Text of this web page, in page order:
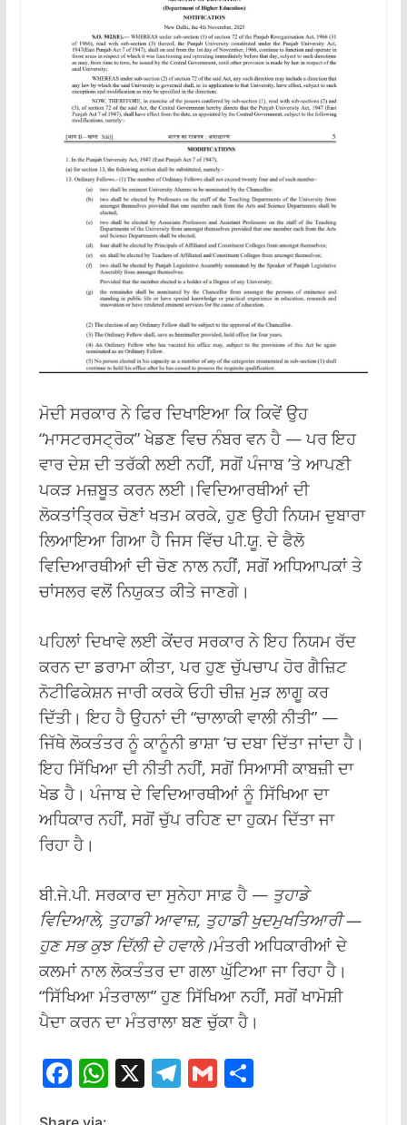
ਮੋਦੀ ਸਰਕਾਰ ਨੇ ਫਿਰ ਦਿਖਾਇਆ ਕਿ ਕਿਵੇਂ ਉਹ
“ਮਾਸਟਰਸਟ੍ਰੋਕ” ਖੇਡਣ ਵਿਚ ਨੰਬਰ ਵਨ ਹੈ — ਪਰ ਇਹ
ਵਾਰ ਦੇਸ਼ ਦੀ ਤਰੱਕੀ ਲਈ ਨਹੀਂ, ਸਗੋਂ ਪੰਜਾਬ ’ਤੇ ਆਪਣੀ
ਪਕੜ ਮਜ਼ਬੂਤ ਕਰਨ ਲਈ।ਵਿਦਿਆਰਥੀਆਂ ਦੀ
ਲੋਕਤਾਂਤ੍ਰਿਕ ਚੋਣਾਂ ਖਤਮ ਕਰਕੇ, ਹੁਣ ਉਹੀ ਨਿਯਮ ਦੁਬਾਰਾ
ਲਿਆਇਆ ਗਿਆ ਹੈ ਜਿਸ ਵਿੱਚ ਪੀ.ਯੂ. ਦੇ ਫੈਲੋ
ਵਿਦਿਆਰਥੀਆਂ ਦੀ ਚੋਣ ਨਾਲ ਨਹੀਂ, ਸਗੋਂ ਅਧਿਆਪਕਾਂ ਤੇ
ਚਾਂਸਲਰ ਵਲੋਂ ਨਿਯੁਕਤ ਕੀਤੇ ਜਾਣਗੇ।
ਪਹਿਲਾਂ ਦਿਖਾਵੇ ਲਈ ਕੇਂਦਰ ਸਰਕਾਰ ਨੇ ਇਹ ਨਿਯਮ ਰੱਦ
ਕਰਨ ਦਾ ਡਰਾਮਾ ਕੀਤਾ, ਪਰ ਹੁਣ ਚੁੱਪਚਾਪ ਹੋਰ ਗੈਜ਼ਿਟ
ਨੋਟੀਫਿਕੇਸ਼ਨ ਜਾਰੀ ਕਰਕੇ ਓਹੀ ਚੀਜ਼ ਮੁੜ ਲਾਗੂ ਕਰ
ਦਿੱਤੀ। ਇਹ ਹੈ ਉਹਨਾਂ ਦੀ “ਚਾਲਾਕੀ ਵਾਲੀ ਨੀਤੀ” —
ਜਿੱਥੇ ਲੋਕਤੰਤਰ ਨੂੰ ਕਾਨੂੰਨੀ ਭਾਸ਼ਾ ’ਚ ਦਬਾ ਦਿੱਤਾ ਜਾਂਦਾ ਹੈ।
ਇਹ ਸਿੱਖਿਆ ਦੀ ਨੀਤੀ ਨਹੀਂ, ਸਗੋਂ ਸਿਆਸੀ ਕਾਬਜ਼ੀ ਦਾ
ਖੇਡ ਹੈ। ਪੰਜਾਬ ਦੇ ਵਿਦਿਆਰਥੀਆਂ ਨੂੰ ਸਿੱਖਿਆ ਦਾ
ਅਧਿਕਾਰ ਨਹੀਂ, ਸਗੋਂ ਚੁੱਪ ਰਹਿਣ ਦਾ ਹੁਕਮ ਦਿੱਤਾ ਜਾ
ਰਿਹਾ ਹੈ।
ਬੀ.ਜੇ.ਪੀ. ਸਰਕਾਰ ਦਾ ਸੁਨੇਹਾ ਸਾਫ਼ ਹੈ — ਤੁਹਾਡੇ
ਵਿਦਿਆਲੇ, ਤੁਹਾਡੀ ਆਵਾਜ਼, ਤੁਹਾਡੀ ਖੁਦਮੁਖਤਿਆਰੀ —
ਹੁਣ ਸਭ ਕੁਝ ਦਿੱਲੀ ਦੇ ਹਵਾਲੇ।ਮੰਤਰੀ ਅਧਿਕਾਰੀਆਂ ਦੇ
ਕਲਮਾਂ ਨਾਲ ਲੋਕਤੰਤਰ ਦਾ ਗਲਾ ਘੁੱਟਿਆ ਜਾ ਰਿਹਾ ਹੈ।
“ਸਿੱਖਿਆ ਮੰਤਰਾਲਾ” ਹੁਣ ਸਿੱਖਿਆ ਨਹੀਂ, ਸਗੋਂ ਖਾਮੋਸ਼ੀ
ਪੈਦਾ ਕਰਨ ਦਾ ਮੰਤਰਾਲਾ ਬਣ ਚੁੱਕਾ ਹੈ।
F W X T G S